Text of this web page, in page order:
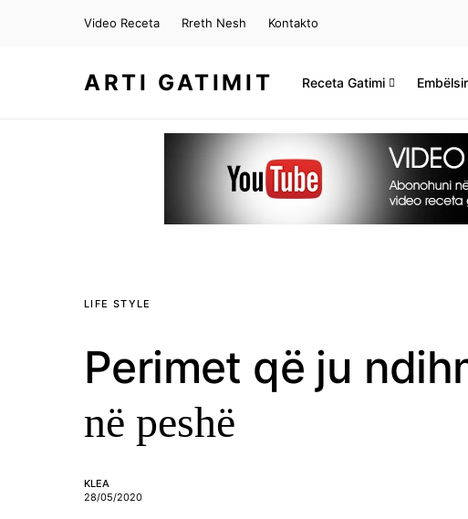
Video Receta Rreth Nesh Kontakto
ARTI GATIMIT Receta Gatimi
LIFE STYLE
Perimet që ju
në peshë
KLEA
28/05/2020